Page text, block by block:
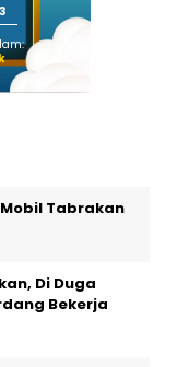
Tabrakan
Di Duga
Bekerja